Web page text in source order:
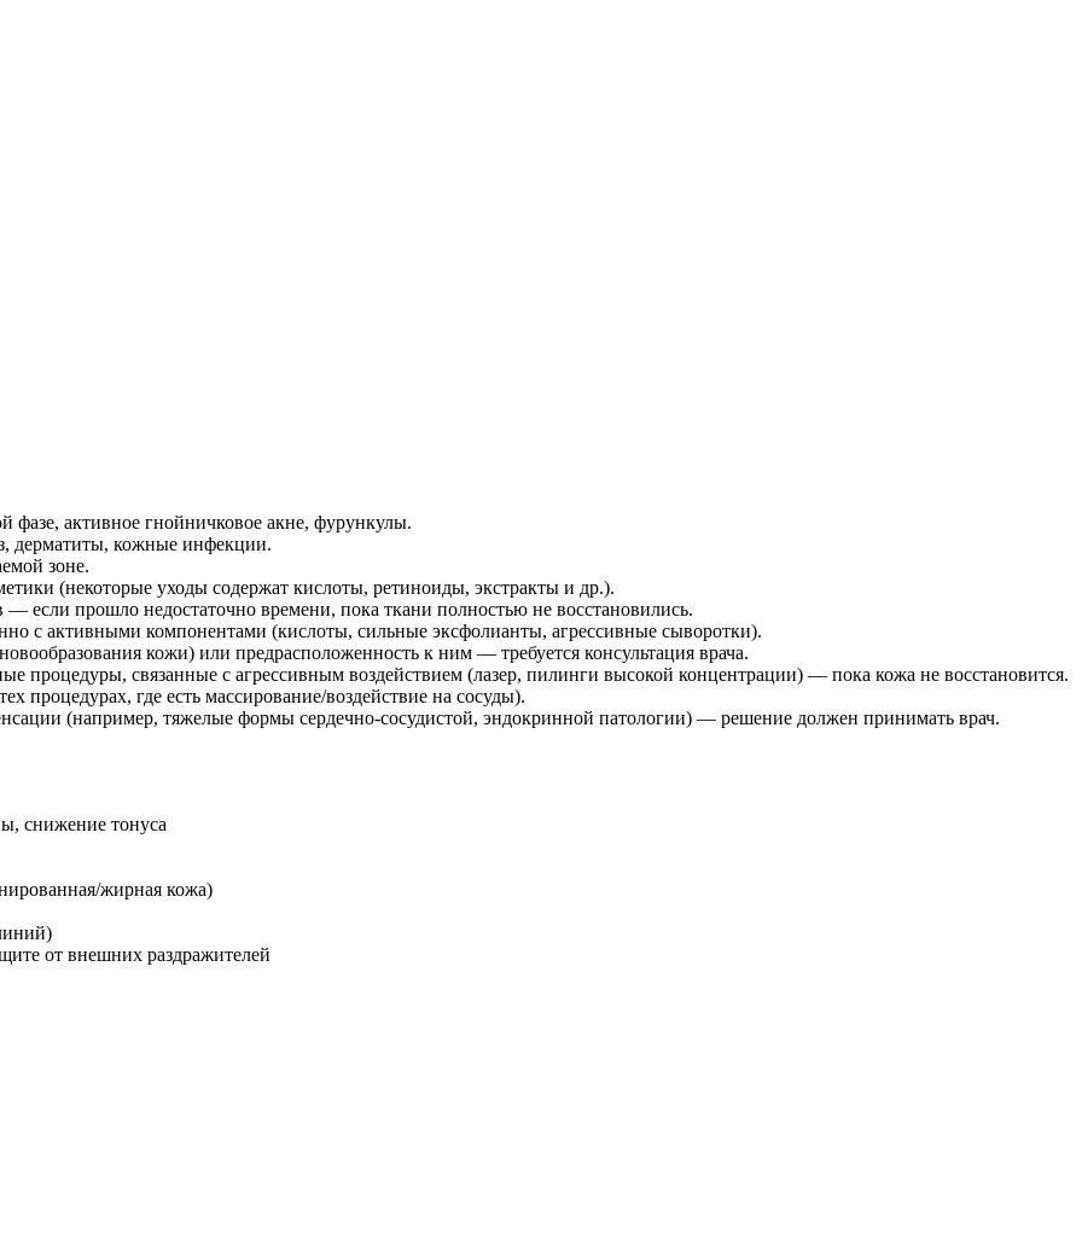
фазе, активное гнойничковое акне, фурункулы.
дерматиты, кожные инфекции.
зоне.
(некоторые уходы содержат кислоты, ретиноиды, экстракты и др.).
если прошло недостаточно времени, пока ткани полностью не восстановились.
с активными компонентами (кислоты, сильные эксфолианты, агрессивные сыворотки).
кожи) или предрасположенность к ним — требуется консультация врача.
процедуры, связанные с агрессивным воздействием (лазер, пилинги высокой концентрации) — пока кожа не восстановится.
процедурах, где есть массирование/воздействие на сосуды).
(например, тяжелые формы сердечно-сосудистой, эндокринной патологии) — решение должен принимать врач.
снижение тонуса
жирная кожа)
от внешних раздражителей